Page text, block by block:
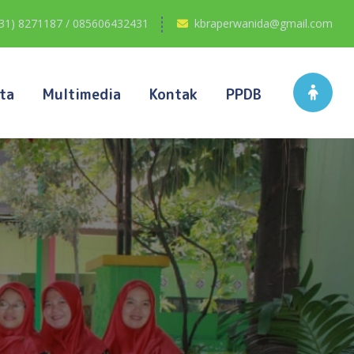
8271187 / 085606432431 kbraperwanida@gmail.com
Multimedia Kontak PPDB